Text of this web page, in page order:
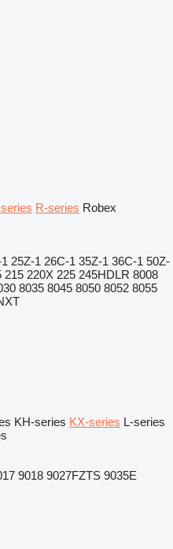
R-series Robex
25Z-1 26C-1 35Z-1 36C-1 50Z-
215 220X 225 245HDLR 8008
8035 8045 8050 8052 8055
KH-series KX-series L-series
9018 9027FZTS 9035E